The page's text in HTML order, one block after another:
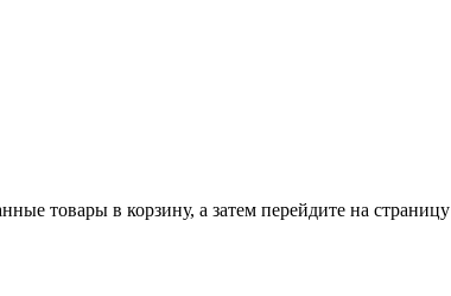
товары в корзину, а затем перейдите на